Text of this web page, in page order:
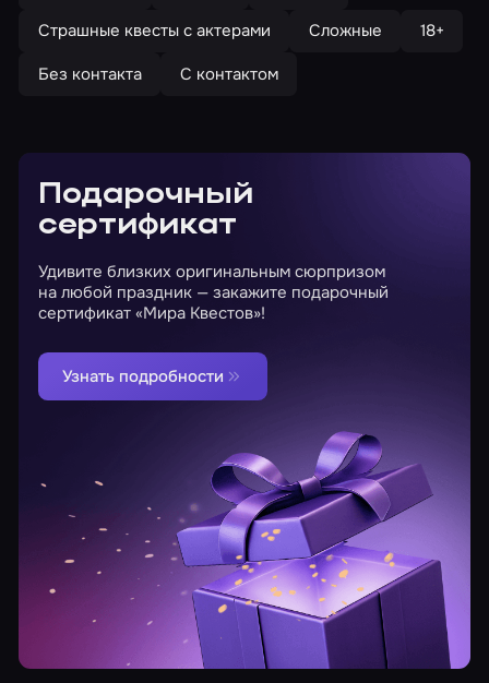
Страшные квесты с актерами
Сложные
18+
Без контакта
С контактом
Подарочный
сертификат
Удивите близких оригинальным сюрпризом
на любой праздник — закажите подарочный
сертификат «Мира Квестов»!
Узнать подробности